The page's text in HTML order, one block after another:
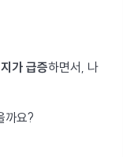
가 급증하면서, 나
까요?